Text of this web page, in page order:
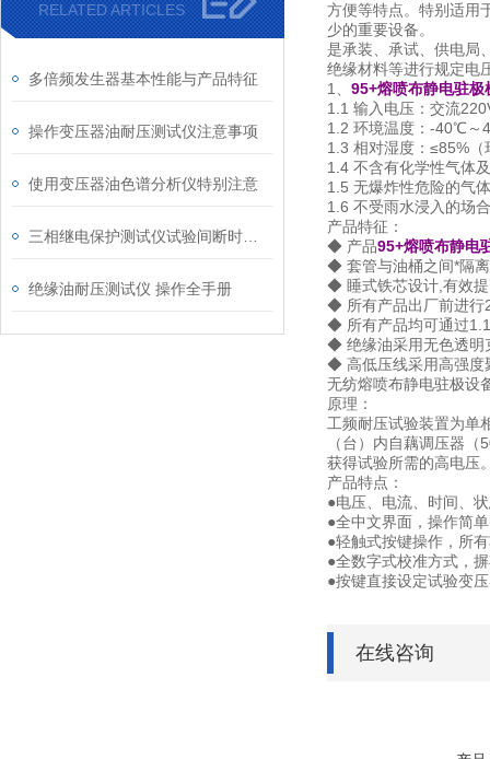
RELATED ARTICLES
多倍频发生器基本性能与产品特征
操作变压器油耐压测试仪注意事项
使用变压器油色谱分析仪特别注意
绝缘油耐压测试仪 操作全手册
方便等特点。特别适用
少的重要设备。
是承装、承试、供电局
绝缘材料等进行规定电
1、 95+熔喷布静电驻极
1.1 输入电压：交流
1.2 环境温度：-40℃～
1.3 相对湿度：≤85%
1.4 不含有化学性气体
1.5 无爆炸性危险的气
1.6 不受雨水浸入的场
产品特征：
◆ 产品95+熔喷布静电
◆ 套管与油桶之间*隔
◆ 睡式铁芯设计,有效
◆ 所有产品出厂前进行
◆ 所有产品均可通过
◆ 绝缘油采用无色透明
◆ 高低压线采用高强度
无纺熔喷布静电驻极设
原理：
工频耐压试验装置为单
（台）内自藕调压器
获得试验所需的高电压
产品特点：
●电压、电流、时间、
●全中文界面，操作简
●轻触式按键操作，所
●全数字式校准方式，
●按键直接设定试验变
在线咨询